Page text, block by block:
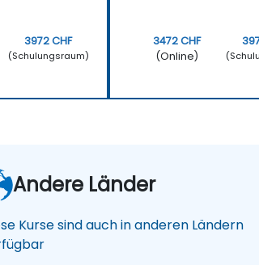
3972 CHF
(Schulungsraum)
3472 CHF
(Online)
Andere Länder
Kurse sind auch in anderen Ländern